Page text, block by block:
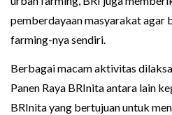
pemberdayaan masyarakat agar
farming-nya sendiri.
Berbagai macam aktivitas
Panen Raya BRInita antara lain
BRInita yang bertujuan untuk